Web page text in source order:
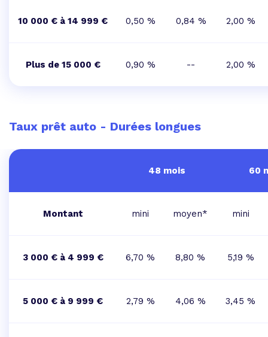
10 000 € à 14 999 € 0,50 % 0,84 % 2,00 %
Plus de 15 000 € 0,90 % -- 2,00 %
Taux prêt auto - Durées longues
48 mois 60
Montant mini moyen* mini
3 000 € à 4 999 € 6,70 % 8,80 % 5,19 %
5 000 € à 9 999 € 2,79 % 4,06 % 3,45 %